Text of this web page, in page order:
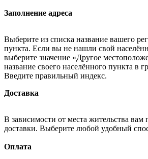
Заполнение адреса
Выберите из списка название вашего
пункта. Если вы не нашли свой
выберите значение «Другое
название своего населённого пункта в
Введите правильный индекс.
Доставка
В зависимости от места жительства вам
доставки. Выберите любой удобный
Оплата